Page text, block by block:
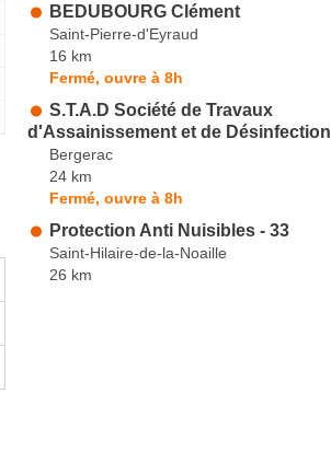
BEDUBOURG Clément
Saint-Pierre-d'Eyraud
16 km
Fermé, ouvre à 8h
S.T.A.D Société de Travaux
d'Assainissement et de Désinfection
Bergerac
24 km
Fermé, ouvre à 8h
Protection Anti Nuisibles - 33
Saint-Hilaire-de-la-Noaille
26 km